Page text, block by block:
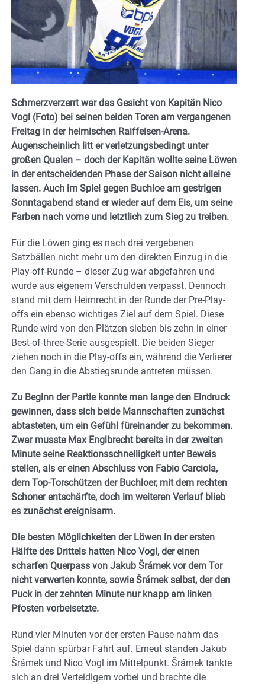
Schmerzverzerrt war das Gesicht von Kapitän Nico
Vogl (Foto) bei seinen beiden Toren am vergangenen
Freitag in der heimischen Raiffeisen-Arena.
Augenscheinlich litt er verletzungsbedingt unter
großen Qualen – doch der Kapitän wollte seine Löwen
in der entscheidenden Phase der Saison nicht alleine
lassen. Auch im Spiel gegen Buchloe am gestrigen
Sonntagabend stand er wieder auf dem Eis, um seine
Farben nach vorne und letztlich zum Sieg zu treiben.
Für die Löwen ging es nach drei vergebenen
Satzbällen nicht mehr um den direkten Einzug in die
Play-off-Runde – dieser Zug war abgefahren und
wurde aus eigenem Verschulden verpasst. Dennoch
stand mit dem Heimrecht in der Runde der Pre-Play-
offs ein ebenso wichtiges Ziel auf dem Spiel. Diese
Runde wird von den Plätzen sieben bis zehn in einer
Best-of-three-Serie ausgespielt. Die beiden Sieger
ziehen noch in die Play-offs ein, während die Verlierer
den Gang in die Abstiegsrunde antreten müssen.
Zu Beginn der Partie konnte man lange den Eindruck
gewinnen, dass sich beide Mannschaften zunächst
abtasteten, um ein Gefühl füreinander zu bekommen.
Zwar musste Max Englbrecht bereits in der zweiten
Minute seine Reaktionsschnelligkeit unter Beweis
stellen, als er einen Abschluss von Fabio Carciola,
dem Top-Torschützen der Buchloer, mit dem rechten
Schoner entschärfte, doch im weiteren Verlauf blieb
es zunächst ereignisarm.
Die besten Möglichkeiten der Löwen in der ersten
Hälfte des Drittels hatten Nico Vogl, der einen
scharfen Querpass von Jakub Šrámek vor dem Tor
nicht verwerten konnte, sowie Šrámek selbst, der den
Puck in der zehnten Minute nur knapp am linken
Pfosten vorbeisetzte.
Rund vier Minuten vor der ersten Pause nahm das
Spiel dann spürbar Fahrt auf. Erneut standen Jakub
Šrámek und Nico Vogl im Mittelpunkt. Šrámek tankte
sich an drei Verteidigern vorbei und brachte die